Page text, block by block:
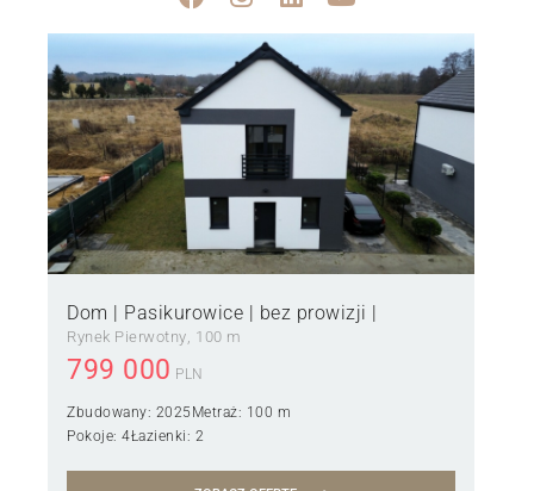
Dom | Pasikurowice | bez prowizji |
Rynek Pierwotny 100 m
799 000 PLN
Zbudowany: 2025 Metraż: 100 m
Pokoje: 4Łazienki: 2